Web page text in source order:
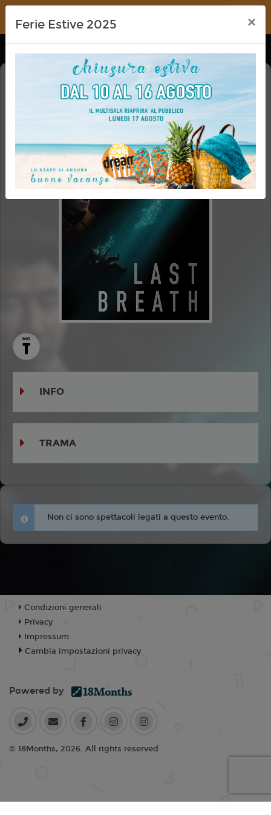
Dream Cinema
LAST BREATH
INFO
TRAMA
Non ci sono spettacoli legati a questo evento.
Ferie Estive 2025 ×
Condizioni generali
Privacy
Impressum
Cambia impostazioni privacy
Powered by
© 18Months, 2026. All rights reserved